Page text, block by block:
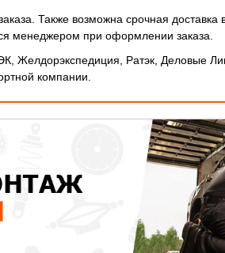
Также возможна срочная
менеджером при оформлении заказа.
Желдорэкспедиция, Ратэк, Деловые
компании.